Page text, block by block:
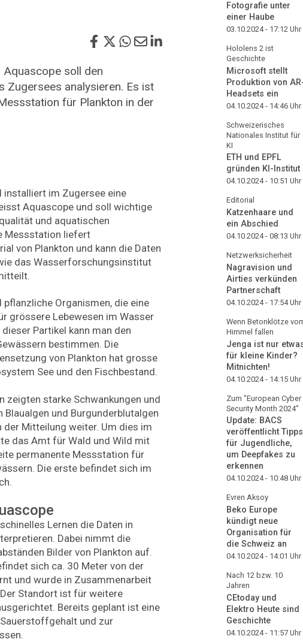
Aquascope soll den
Zugersees analysieren. Es ist
für Plankton in der
installiert im Zugersee eine
Aquascope und soll wichtige
und aquatischen
Messstation liefert
von Plankton und kann die Daten
das Wasserforschungsinstitut
Organismen, die eine
grössere Lebewesen im Wasser
Partikel kann man den
bestimmen. Die
von Plankton hat grosse
See und den Fischbestand.
zeigten starke Schwankungen und
und Burgunderblutalgen
der Mitteilung weiter. Um dies im
das Amt für Wald und Wild mit
permanente Messstation für
Die erste befindet sich im
Lernen die Daten in
Dabei nimmt die
Bilder von Plankton auf.
sich ca. 30 Meter von der
und wurde in Zusammenarbeit
Standort ist für weitere
Bereits geplant ist eine
und zur
Fotografie unter
einer Haube
03.10.2024 - 17:12 Uhr
Hololens 2 ist
Geschichte
Microsoft stellt
Produktion von
Headsets ein
04.10.2024 - 14:46 Uhr
Schweizerisches
Nationales Institut für
KI
ETH und EPFL
gründen KI-Institut
04.10.2024 - 10:51 Uhr
Editorial
Katzenhaare und
ein Abschied
04.10.2024 - 08:13 Uhr
Netzwerksicherheit
Nagravision und
Airties verkünden
Partnerschaft
04.10.2024 - 17:54Uhr
Wenn Betonklötze
Himmel fallen
Jenga ist nur
für kleine Kinder?
Mitnichten!
04.10.2024 - 14:15 Uhr
Zum "European Cyber
Security Month 2024"
Update: BACS
veröffentlicht Tipps
für Jugendliche,
um Deepfakes zu
erkennen
04.10.2024 - 10:48 Uhr
Evren Aksoy
Beko Europe
kündigt neue
Organisation für
die Schweiz an
04.10.2024 - 14:01 Uhr
Nach 12 bzw. 10
Jahren
CEtoday und
Elektro Heute sind
Geschichte
04.10.2024 - 11:57 Uhr